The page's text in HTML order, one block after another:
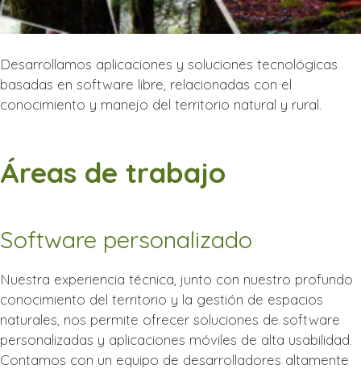
Desarrollamos aplicaciones y soluciones tecnológicas
basadas en software libre, relacionadas con el
conocimiento y manejo del territorio natural y rural.
Áreas de trabajo
Software personalizado
Nuestra experiencia técnica, junto con nuestro profundo
conocimiento del territorio y la gestión de espacios
naturales, nos permite ofrecer soluciones de software
personalizadas y aplicaciones móviles de alta usabilidad.
Contamos con un equipo de desarrolladores altamente